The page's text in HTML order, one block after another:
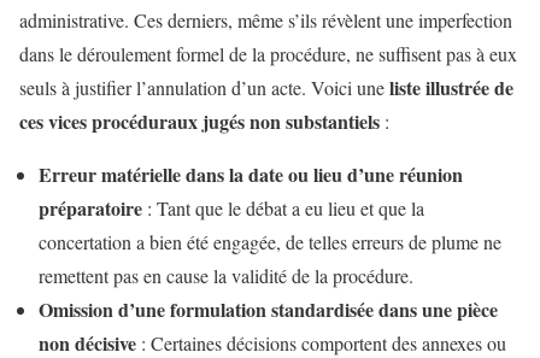
administrative. Ces derniers, même s’ils révèlent une imperfection
dans le déroulement formel de la procédure, ne suffisent pas à eux
seuls à justifier l’annulation d’un acte. Voici uneliste illustrée de
ces vices procéduraux jugés non substantiels :
Erreur matérielle dans la date ou lieu d’une réunion
préparatoire : Tant que le débat a eu lieu et que la
concertation a bien été engagée, de telles erreurs de plume ne
remettent pas en cause la validité de la procédure.
Omission d’une formulation standardisée dans une pièce
non décisive : Certaines décisions comportent des annexes ou